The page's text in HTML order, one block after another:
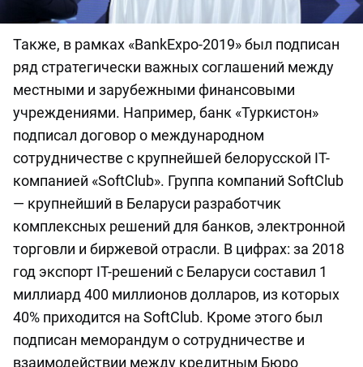
Также, в рамках «BankExpo-2019» был подписан
ряд стратегически важных соглашений между
местными и зарубежными финансовыми
учреждениями. Например, банк «Туркистон»
подписал договор о международном
сотрудничестве с крупнейшей белорусской IT-
компанией «SoftClub». Группа компаний SoftClub
— крупнейший в Беларуси разработчик
комплексных решений для банков, электронной
торговли и биржевой отрасли. В цифрах: за 2018
год экспорт IT-решений с Беларуси составил 1
миллиард 400 миллионов долларов, из которых
40% приходится на SoftClub. Кроме этого был
подписан меморандум о сотрудничестве и
взаимодействии между кредитным Бюро